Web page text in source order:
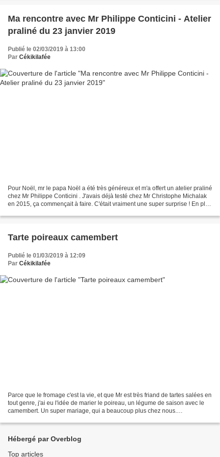
Ma rencontre avec Mr Philippe Conticini - Atelier
praliné du 23 janvier 2019
Publié le 02/03/2019 à 13:00
Par Cékikilafée
Pour Noël, mr le papa Noël a été très généreux et m'a offert un atelier praliné
chez Mr Philippe Conticini . J'avais déjà testé chez Mr Christophe Michalak
en 2015, ça commençait à faire. C'était vraiment une super surprise ! En plus
Tarte poireaux camembert
Publié le 01/03/2019 à 12:09
Par Cékikilafée
Parce que le fromage c'est la vie, et que Mr est très friand de tartes salées en
tout genre, j'ai eu l'idée de marier le poireau, un légume de saison avec le
camembert. Un super mariage, qui a beaucoup plus chez nous.
Hébergé par Overblog
Top articles